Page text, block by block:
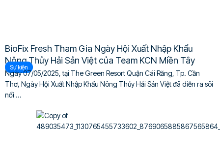
BioFix Fresh Tham Gia Ngày Hội Xuất Nhập Khẩu
Nông Thủy Hải Sản Việt của Team KCN Miền Tây
Sự kiện
Ngày 07/05/2025, tại The Green Resort Quận Cái Răng, Tp. Cần
Thơ, Ngày Hội Xuất Nhập Khẩu Nông Thủy Hải Sản Việt đã diễn ra sôi
nổi ...